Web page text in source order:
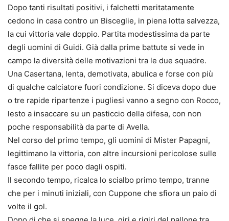
Dopo tanti risultati positivi, i falchetti meritatamente
cedono in casa contro un Bisceglie, in piena lotta salvezza,
la cui vittoria vale doppio. Partita modestissima da parte
degli uomini di Guidi. Già dalla prime battute si vede in
campo la diversità delle motivazioni tra le due squadre.
Una Casertana, lenta, demotivata, abulica e forse con più
di qualche calciatore fuori condizione. Si diceva dopo due
o tre rapide ripartenze i pugliesi vanno a segno con Rocco,
lesto a insaccare su un pasticcio della difesa, con non
poche responsabilità da parte di Avella.
Nel corso del primo tempo, gli uomini di Mister Papagni,
legittimano la vittoria, con altre incursioni pericolose sulle
fasce fallite per poco dagli ospiti.
Il secondo tempo, ricalca lo scialbo primo tempo, tranne
che per i minuti iniziali, con Cuppone che sfiora un paio di
volte il gol.